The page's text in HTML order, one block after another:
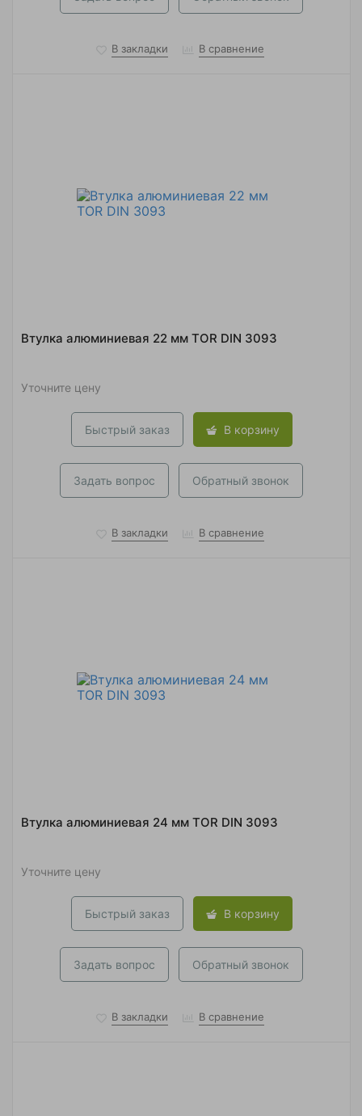
В закладки В сравнение
Втулка алюминиевая 22 мм TOR DIN 3093
Уточните цену
Быстрый заказ В корзину
Задать вопрос Обратный звонок
В закладки В сравнение
Втулка алюминиевая 24 мм TOR DIN 3093
Уточните цену
Быстрый заказ В корзину
Задать вопрос Обратный звонок
В закладки В сравнение